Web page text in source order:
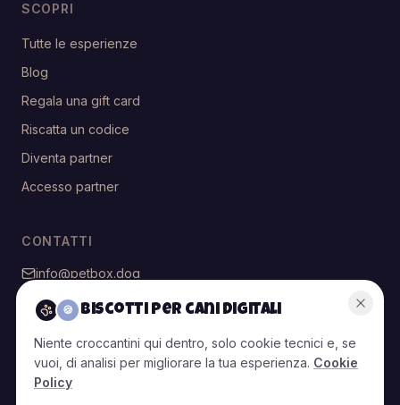
SCOPRI
Tutte le esperienze
Blog
Regala una gift card
Riscatta un codice
Diventa partner
Accesso partner
CONTATTI
info@petbox.dog
@petbox.dog
🍪 Biscotti per cani digitali
Niente croccantini qui dentro, solo cookie tecnici e, se
vuoi, di analisi per migliorare la tua esperienza. Cookie
Policy